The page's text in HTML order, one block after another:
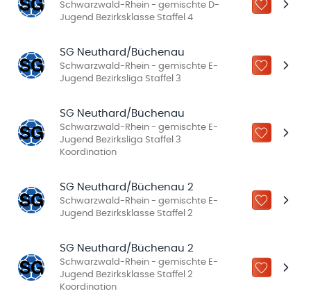
Schwarzwald-Rhein - gemischte D-
Jugend Bezirksklasse Staffel 4
ZU „MEINE
SG Neuthard/Büchenau
Schwarzwald-Rhein - gemischte E-
Jugend Bezirksliga Staffel 3
ZU „MEINE
SG Neuthard/Büchenau
Schwarzwald-Rhein - gemischte E-
Jugend Bezirksliga Staffel 3
Koordination
ZU „MEINE
SG Neuthard/Büchenau 2
Schwarzwald-Rhein - gemischte E-
Jugend Bezirksklasse Staffel 2
ZU „MEINE
SG Neuthard/Büchenau 2
Schwarzwald-Rhein - gemischte E-
Jugend Bezirksklasse Staffel 2
Koordination
ZU „MEINE